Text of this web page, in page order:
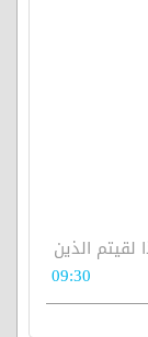
إذا لقيتم الذين
09:30